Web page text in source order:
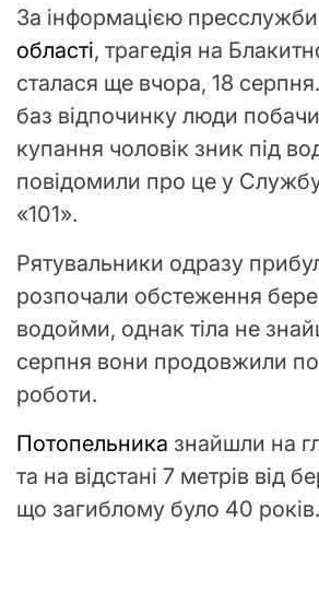
За інформацією пресслужби
області, трагедія на
сталася ще вчора, 18 серпня.
баз відпочинку люди
купання чоловік зник під
повідомили про це у
«101».
Рятувальники одразу
розпочали обстеження
водойми, однак тіла не
серпня вони продовжили
роботи.
Потопельника знайшли на
та на відстані 7 метрів від
що загиблому було 40 років.